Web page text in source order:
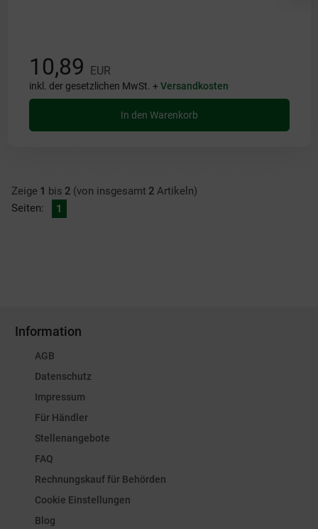
10,89 EUR
inkl. der gesetzlichen MwSt. +Versandkosten
In den Warenkorb
Zeige 1 bis 2 (von insgesamt 2 Artikeln)
Seiten:
1
Information
AGB
Datenschutz
Impressum
Für Händler
Stellenangebote
FAQ
Rechnungskauf für Behörden
Cookie Einstellungen
Blog